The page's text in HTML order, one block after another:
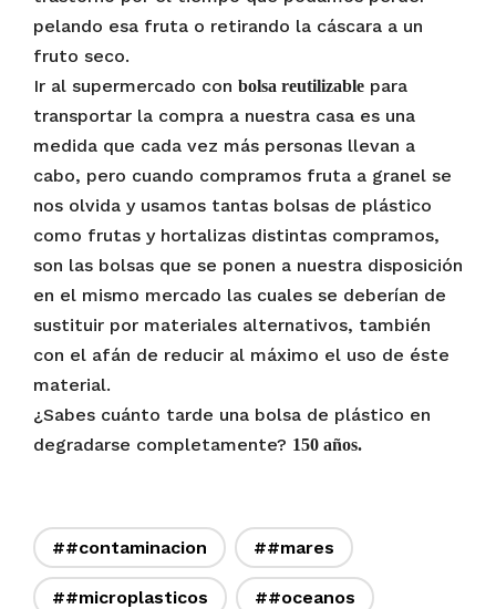
pelando esa fruta o retirando la cáscara a un
fruto seco.
Ir al supermercado con bolsa reutilizable para
transportar la compra a nuestra casa es una
medida que cada vez más personas llevan a
cabo, pero cuando compramos fruta a granel se
nos olvida y usamos tantas bolsas de plástico
como frutas y hortalizas distintas compramos,
son las bolsas que se ponen a nuestra disposición
en el mismo mercado las cuales se deberían de
sustituir por materiales alternativos, también
con el afán de reducir al máximo el uso de éste
material.
¿Sabes cuánto tarde una bolsa de plástico en
degradarse completamente? 150 años.
##contaminacion ##mares
##microplasticos ##oceanos